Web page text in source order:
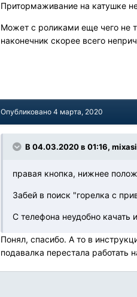
Притормаживание на катушке
Может с роликами еще чего не
наконечник скорее всего
Опубликовано4 марта, 2020
В 04.03.2020 в 01:16,
правая кнопка, нижнее
Забей в поиск "горелка с
С телефона неудобно качать
Понял, спасибо. А то в
подавалка перестала работать